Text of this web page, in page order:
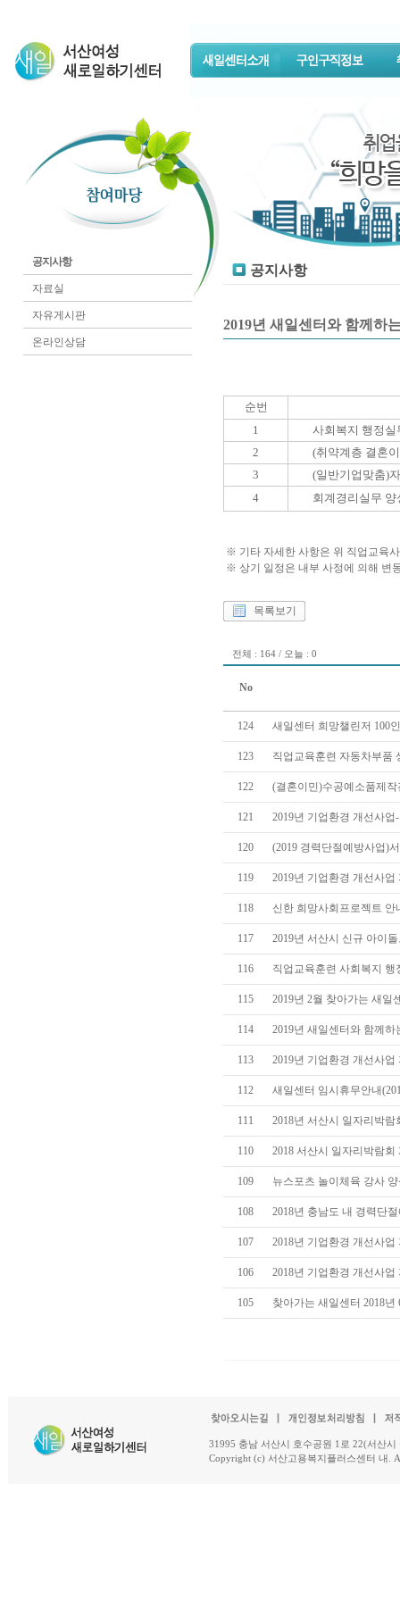
공지사항
자료실
자유게시판
온라인상담
공지사항
2019년 새일센터와 함께하
순번
1
사회복지 행정실
2
(취약계층 결혼
3
(일반기업맞춤)
4
회계경리실무 양
※ 기타 자세한 사항은 위 직업교육
※ 상기 일정은 내부 사정에 의해 변
목록보기
전체 : 164 / 오늘 : 0
No
124 새일센터 희망챌린저 100
123 직업교육훈련 자동차부품
122 (결혼이민)수공예소품제
121 2019년 기업환경 개선사
120 (2019 경력단절예방사업)
119 2019년 기업환경 개선사
118 신한 희망사회프로젝트 안
117 2019년 서산시 신규 아이
116 직업교육훈련 사회복지
115 2019년 2월 찾아가는 새일
114 2019년 새일센터와 함께
113 2019년 기업환경 개선사
112 새일센터 임시휴무안내
111 2018년 서산시 일자리박람
110 2018 서산시 일자리박람회
109 뉴스포츠 놀이체육 강사
108 2018년 충남도 내 경력단
107 2018년 기업환경 개선사
106 2018년 기업환경 개선사
105 찾아가는 새일센터 2018년
31995 충남 서산시 호수공원 1로 22(서산
Copyright (c) 서산고용복지플러스센터 내.